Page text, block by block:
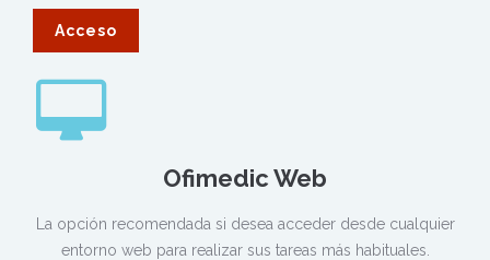
Acceso
Ofimedic Web
La opción recomendada si desea acceder desde cualquier
entorno web para realizar sus tareas más habituales.